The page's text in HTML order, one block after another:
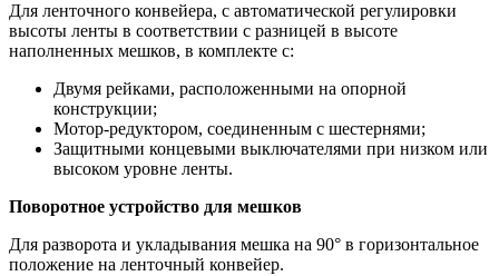
Для ленточного конвейера, с автоматической регулировки
высоты ленты в соответствии с разницей в высоте
наполненных мешков, в комплекте с:
Двумя рейками, расположенными на опорной
конструкции;
Мотор-редуктором, соединенным с шестернями;
Защитными концевыми выключателями при низком или
высоком уровне ленты.
Поворотное устройство для мешков
Для разворота и укладывания мешка на 90° в горизонтальное
положение на ленточный конвейер.